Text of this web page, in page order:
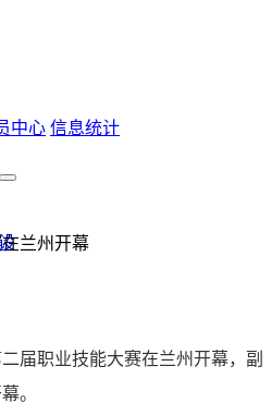
中心 信息统计
兰州开幕
届职业技能大赛在兰州开幕，副
。